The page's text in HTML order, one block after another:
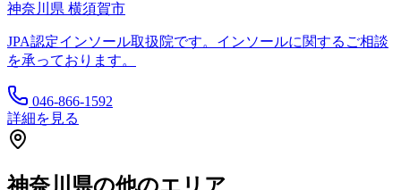
神奈川県 横須賀市
JPA認定インソール取扱院です。インソールに関するご相談
を承っております。
046-866-1592
詳細を見る